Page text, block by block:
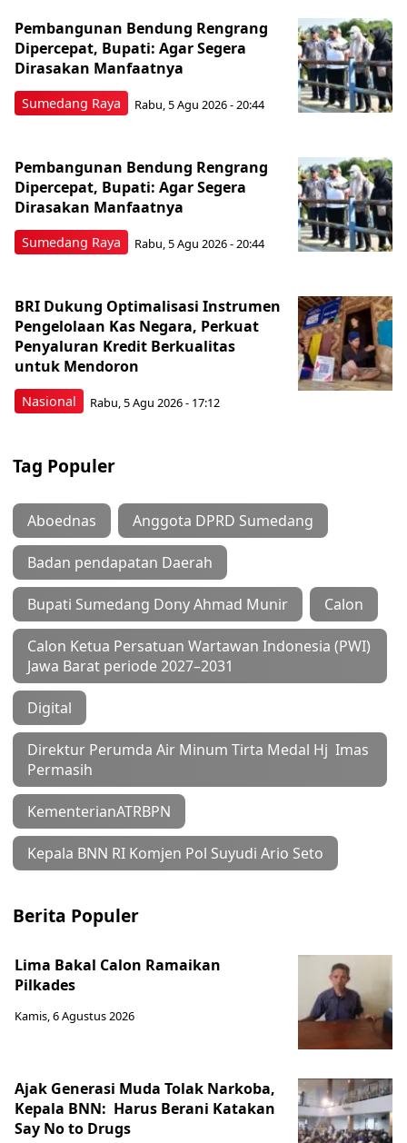
Sumedang Raya
Pembangunan Bendung Rengrang
Dipercepat, Bupati: Agar Segera
Dirasakan Manfaatnya
Rabu, 5 Agu 2026 - 20:44
Sumedang Raya
Pembangunan Bendung Rengrang
Dipercepat, Bupati: Agar Segera
Dirasakan Manfaatnya
Rabu, 5 Agu 2026 - 20:44
Nasional
BRI Dukung Optimalisasi Instrumen
Pengelolaan Kas Negara, Perkuat
Penyaluran Kredit Berkualitas
untuk Mendoron
Rabu, 5 Agu 2026 - 17:12
Tag Populer
Aboednas Anggota DPRD Sumedang
Badan pendapatan Daerah
Bupati Sumedang Dony Ahmad Munir Calon
Calon Ketua Persatuan Wartawan Indonesia (PWI)
Jawa Barat periode 2027–2031
Digital
Direktur Perumda Air Minum Tirta Medal Hj Imas
Permasih
KementerianATRBPN
Kepala BNN RI Komjen Pol Suyudi Ario Seto
Berita Populer
Lima Bakal Calon Ramaikan
Pilkades
Kamis, 6 Agustus 2026
Ajak Generasi Muda Tolak Narkoba,
Kepala BNN: Harus Berani Katakan
Say No to Drugs